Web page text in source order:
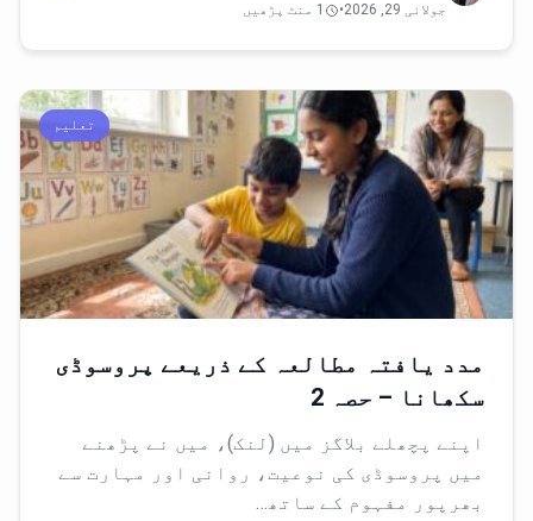
جولائی 29, 2026 • 1 منٹ پڑھیں
تعلیم
مدد یافتہ مطالعہ کے ذریعے پروسوڈی
سکھانا – حصہ 2
اپنے پچھلے بلاگز میں (لنک)، میں نے پڑھنے
میں پروسوڈی کی نوعیت، روانی اور مہارت سے
بھرپور مفہوم کے ساتھ…